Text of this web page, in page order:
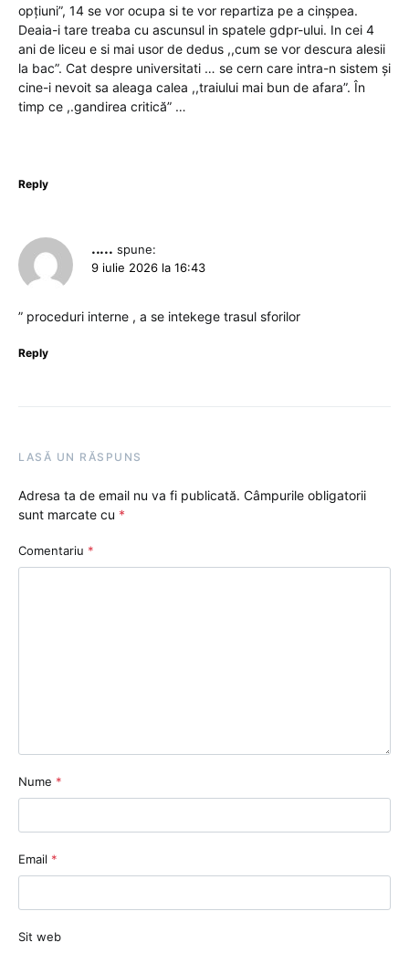
opţiuni”, 14 se vor ocupa si te vor repartiza pe a cinșpea.
Deaia-i tare treaba cu ascunsul in spatele gdpr-ului. In cei 4
ani de liceu e si mai usor de dedus ,,cum se vor descura alesii
la bac”. Cat despre universitati … se cern care intra-n sistem și
cine-i nevoit sa aleaga calea ,,traiului mai bun de afara”. În
timp ce ,.gandirea critică” …
Reply
..... spune:
9 iulie 2026 la 16:43
” proceduri interne , a se intekege trasul sforilor
Reply
LASĂ UN RĂSPUNS
Adresa ta de email nu va fi publicată. Câmpurile obligatorii
sunt marcate cu *
Comentariu *
Nume *
Email *
Sit web